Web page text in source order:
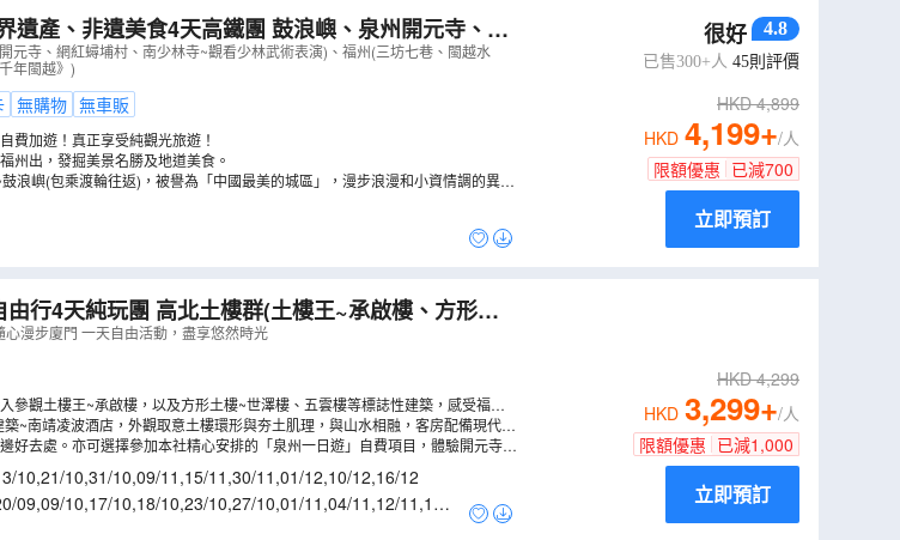
遺產、非遺美食4天高鐵團 鼓浪嶼、泉州開元寺、網
演、三坊七巷、閩越水鎮、大型實景水秀《尋夢•千
元寺、網紅蟳埔村、南少林寺~觀看少林武術表演)、福州(三坊七巷、閩越水
年閩越》)
無購物 無車販
費加遊！真正享受純觀光旅遊！
州出，發掘美景名勝及地道美食。
浪嶼(包乘渡輪往返)，被譽為「中國最美的城區」，漫步浪漫和小資情調的異國
很好 4.8
已售300+人 45則評價
HKD4,899
HKD 4,199+/人
限額優惠 已減700
立即預訂
群(土樓王~承啟樓、方形土
動【保證入住1晚：2026年全新開業南靖仿土樓外
漫步廈門 一天自由活動，盡享悠然時光
參觀土樓王~承啟樓，以及方形土樓~世澤樓、五雲樓等標誌性建築，感受福建
~南靖凌波酒店，外觀取意土樓環形與夯土肌理，與山水相融，客房配備現代智
酒店或鑫安頤豪酒店。
好去處。亦可選擇參加本社精心安排的「泉州一日遊」自費項目，體驗開元寺、
10,21/10,31/10,09/11 ,15/11 ,30/11 ,01/12,10/12,16/12
09,09/10,17/10,18/10,23/10,27/10,01/11 ,04/11 ,12/11 ,14/1
HKD4,299
HKD 3,299+/人
限額優惠 已減1,000
立即預訂